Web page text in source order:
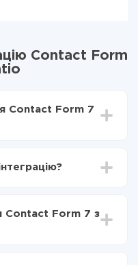
Contact Form
Contact Form 7
з Contact Form 7 в
передаватися з
У середньому
Contact Form 7 з